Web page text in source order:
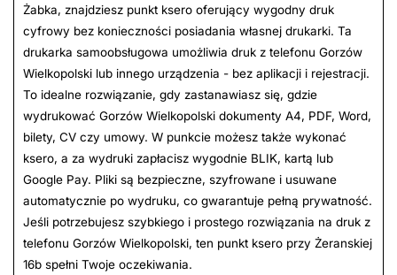
Żabka, znajdziesz punkt ksero oferujący wygodny druk
cyfrowy bez konieczności posiadania własnej drukarki. Ta
drukarka samoobsługowa umożliwia druk z telefonu Gorzów
Wielkopolski lub innego urządzenia - bez aplikacji i rejestracji.
To idealne rozwiązanie, gdy zastanawiasz się, gdzie
wydrukować Gorzów Wielkopolski dokumenty A4, PDF, Word,
bilety, CV czy umowy. W punkcie możesz także wykonać
ksero, a za wydruki zapłacisz wygodnie BLIK, kartą lub
Google Pay. Pliki są bezpieczne, szyfrowane i usuwane
automatycznie po wydruku, co gwarantuje pełną prywatność.
Jeśli potrzebujesz szybkiego i prostego rozwiązania na druk z
telefonu Gorzów Wielkopolski, ten punkt ksero przy Żeranskiej
16b spełni Twoje oczekiwania.